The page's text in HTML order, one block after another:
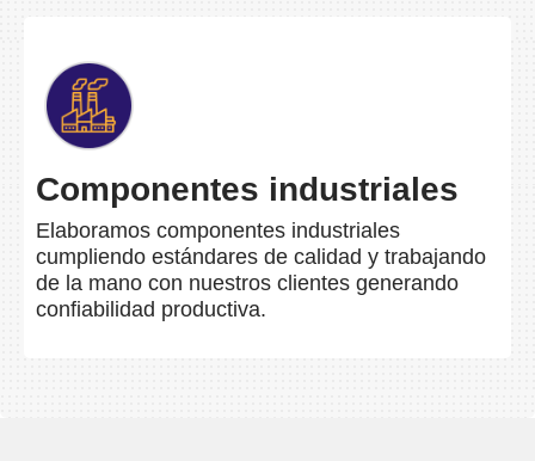
Componentes industriales
Elaboramos componentes industriales
cumpliendo estándares de calidad y trabajando
de la mano con nuestros clientes generando
confiabilidad productiva.